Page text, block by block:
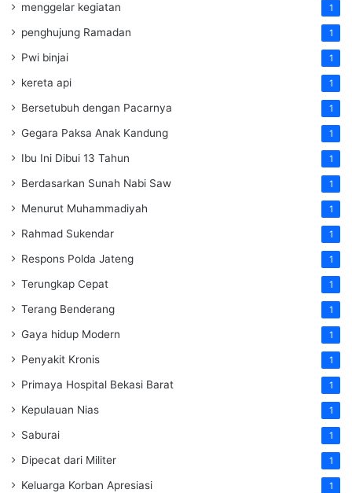
menggelar kegiatan 1
penghujung Ramadan 1
Pwi binjai 1
kereta api 1
Bersetubuh dengan Pacarnya 1
Gegara Paksa Anak Kandung 1
Ibu Ini Dibui 13 Tahun 1
Berdasarkan Sunah Nabi Saw 1
Menurut Muhammadiyah 1
Rahmad Sukendar 1
Respons Polda Jateng 1
Terungkap Cepat 1
Terang Benderang 1
Gaya hidup Modern 1
Penyakit Kronis 1
Primaya Hospital Bekasi Barat 1
Kepulauan Nias 1
Saburai 1
Dipecat dari Militer 1
Keluarga Korban Apresiasi 1